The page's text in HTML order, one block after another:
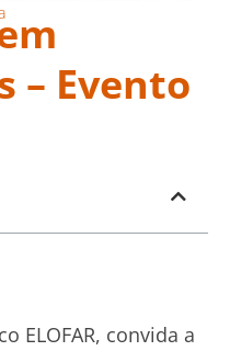
– Evento
ELOFAR, convida a